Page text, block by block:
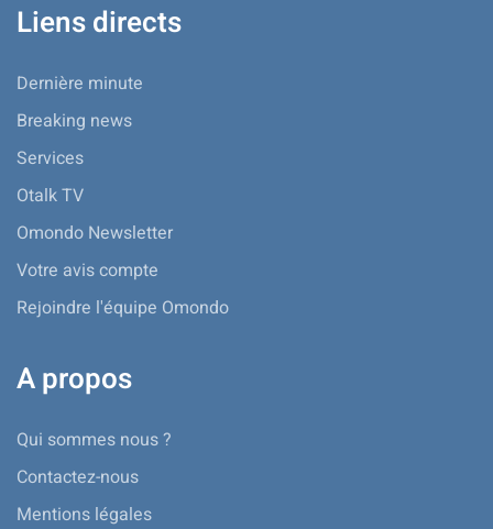
Liens directs
Dernière minute
Breaking news
Services
Otalk TV
Omondo Newsletter
Votre avis compte
Rejoindre l'équipe Omondo
A propos
Qui sommes nous ?
Contactez-nous
Mentions légales